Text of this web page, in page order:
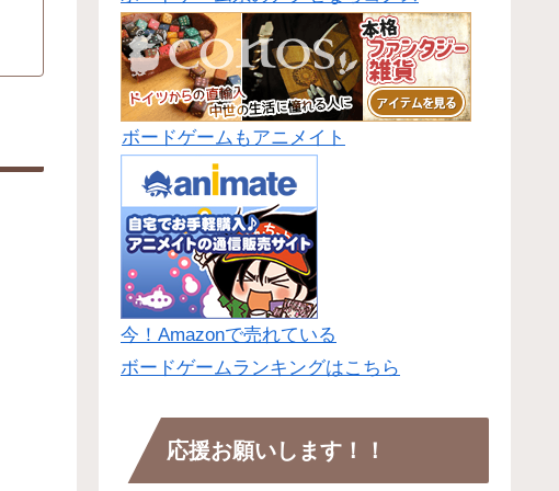
ボードゲームもアニメイト
今！Amazonで売れている
ボードゲームランキングはこちら
応援お願いします！！